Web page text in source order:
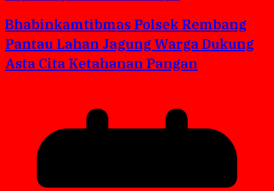
Bhabinkamtibmas Polsek Rembang
Pantau Lahan Jagung Warga Dukung
Asta Cita Ketahanan Pangan